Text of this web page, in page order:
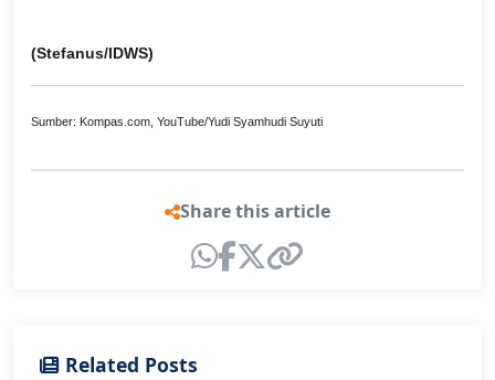
(Stefanus/IDWS)
Sumber: Kompas.com, YouTube/Yudi Syamhudi Suyuti
Share this article
Related Posts